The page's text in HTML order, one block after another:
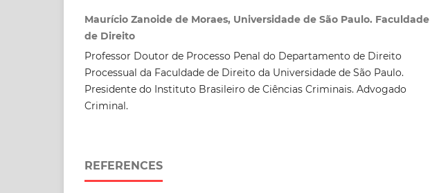
Maurício Zanoide de Moraes, Universidade de São Paulo. Faculdade
de Direito
Professor Doutor de Processo Penal do Departamento de Direito
Processual da Faculdade de Direito da Universidade de São Paulo.
Presidente do Instituto Brasileiro de Ciências Criminais. Advogado
Criminal.
REFERENCES